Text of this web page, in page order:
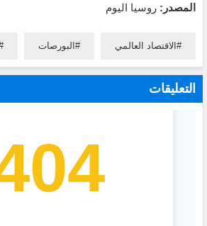
المصدر: روسيا اليوم
الاقتصاد العالمي البورصات
التعليقات